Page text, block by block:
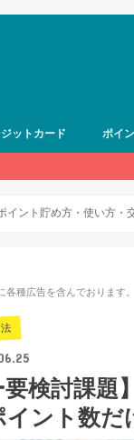
ットカード ポイ
イント貯め方・使い方・
種広告を含んでおります。
要検討課
ント数だ